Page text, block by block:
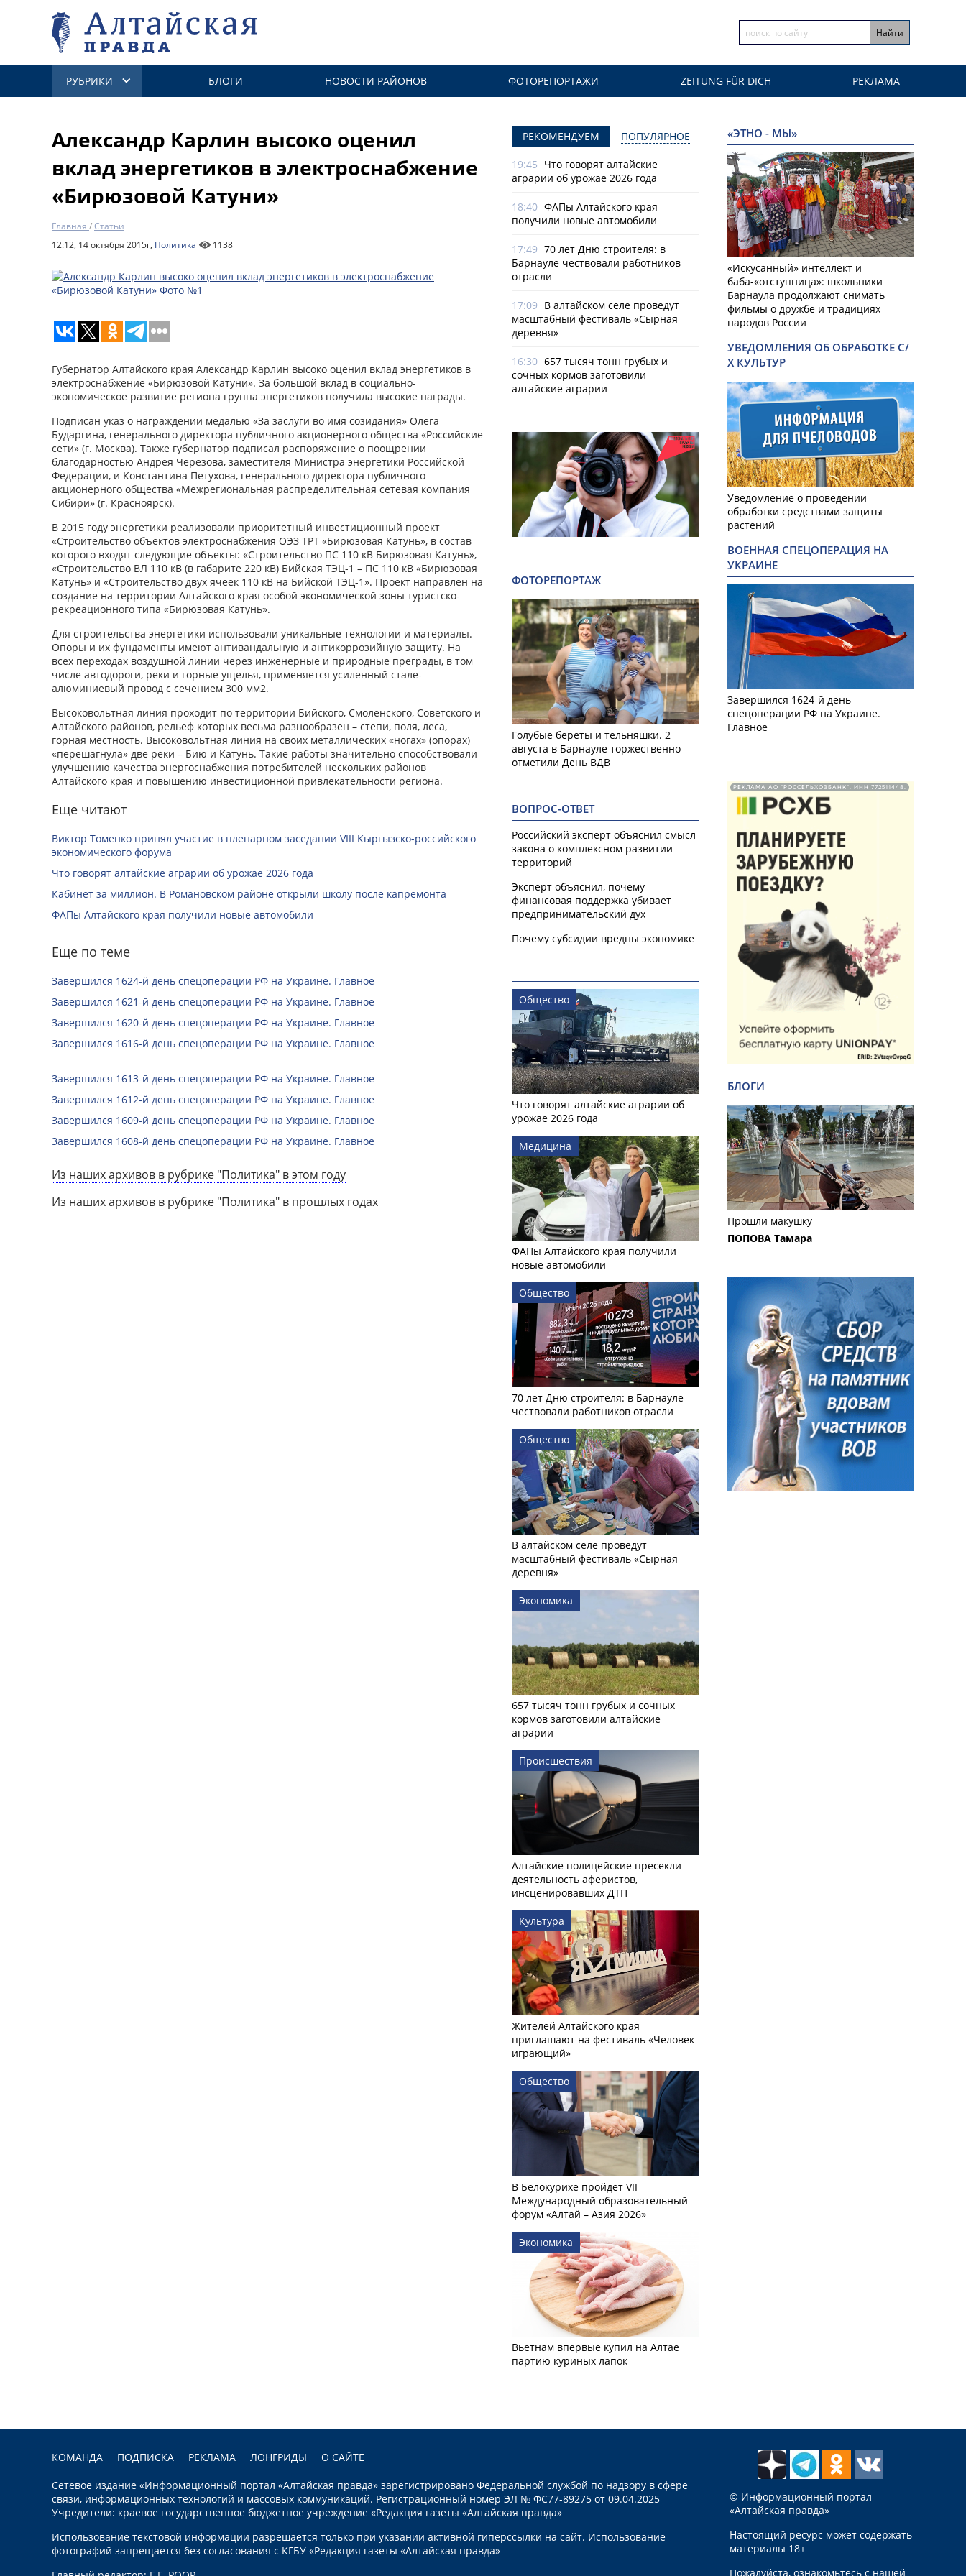
РУБРИКИ БЛОГИ НОВОСТИ РАЙОНОВ ФОТОРЕПОРТАЖИ ZEITUNG FÜR DICH РЕКЛАМА
Александр Карлин высоко оценил
вклад энергетиков в электроснабжение
«Бирюзовой Катуни»
Главная /Статьи
12:12, 14 октября 2015г, Политика 1138
Губернатор Алтайского края Александр Карлин высоко оценил вклад энергетиков в
электроснабжение «Бирюзовой Катуни». За большой вклад в социально-
экономическое развитие региона группа энергетиков получила высокие награды.
Подписан указ о награждении медалью «За заслуги во имя созидания» Олега
Бударгина, генерального директора публичного акционерного общества «Российские
сети» (г. Москва). Также губернатор подписал распоряжение о поощрении
благодарностью Андрея Черезова, заместителя Министра энергетики Российской
Федерации, и Константина Петухова, генерального директора публичного
акционерного общества «Межрегиональная распределительная сетевая компания
Сибири» (г. Красноярск).
В 2015 году энергетики реализовали приоритетный инвестиционный проект
«Строительство объектов электроснабжения ОЭЗ ТРТ «Бирюзовая Катунь», в состав
которого входят следующие объекты: «Строительство ПС 110 кВ Бирюзовая Катунь»,
«Строительство ВЛ 110 кВ (в габарите 220 кВ) Бийская ТЭЦ-1 – ПС 110 кВ «Бирюзовая
Катунь» и «Строительство двух ячеек 110 кВ на Бийской ТЭЦ-1». Проект направлен на
создание на территории Алтайского края особой экономической зоны туристско-
рекреационного типа «Бирюзовая Катунь».
Для строительства энергетики использовали уникальные технологии и материалы.
Опоры и их фундаменты имеют антивандальную и антикоррозийную защиту. На
всех переходах воздушной линии через инженерные и природные преграды, в том
числе автодороги, реки и горные ущелья, применяется усиленный стале-
алюминиевый провод с сечением 300 мм2.
Высоковольтная линия проходит по территории Бийского, Смоленского, Советского и
Алтайского районов, рельеф которых весьма разнообразен – степи, поля, леса,
горная местность. Высоковольтная линия на своих металлических «ногах» (опорах)
«перешагнула» две реки – Бию и Катунь. Такие работы значительно способствовали
улучшению качества энергоснабжения потребителей нескольких районов
Алтайского края и повышению инвестиционной привлекательности региона.
Еще читают
Виктор Томенко принял участие в пленарном заседании VIII Кыргызско-российского
экономического форума
Что говорят алтайские аграрии об урожае 2026 года
Кабинет за миллион. В Романовском районе открыли школу после капремонта
ФАПы Алтайского края получили новые автомобили
Еще по теме
Завершился 1624-й день спецоперации РФ на Украине. Главное
Завершился 1621-й день спецоперации РФ на Украине. Главное
Завершился 1620-й день спецоперации РФ на Украине. Главное
Завершился 1616-й день спецоперации РФ на Украине. Главное
Завершился 1613-й день спецоперации РФ на Украине. Главное
Завершился 1612-й день спецоперации РФ на Украине. Главное
Завершился 1609-й день спецоперации РФ на Украине. Главное
Завершился 1608-й день спецоперации РФ на Украине. Главное
Из наших архивов в рубрике "Политика" в этом году
Из наших архивов в рубрике "Политика" в прошлых годах
РЕКОМЕНДУЕМ ПОПУЛЯРНОЕ
19:45 Что говорят алтайские
аграрии об урожае 2026 года
18:40 ФАПы Алтайского края
получили новые автомобили
17:49 70 лет Дню строителя: в
Барнауле чествовали работников
отрасли
17:09 В алтайском селе проведут
масштабный фестиваль «Сырная
деревня»
16:30 657 тысяч тонн грубых и
сочных кормов заготовили
алтайские аграрии
ФОТОРЕПОРТАЖ
Голубые береты и тельняшки. 2
августа в Барнауле торжественно
отметили День ВДВ
ВОПРОС-ОТВЕТ
Российский эксперт объяснил смысл
закона о комплексном развитии
территорий
Эксперт объяснил, почему
финансовая поддержка убивает
предпринимательский дух
Почему субсидии вредны экономике
Общество
Что говорят алтайские аграрии об
урожае 2026 года
Медицина
ФАПы Алтайского края получили
новые автомобили
Общество
70 лет Дню строителя: в Барнауле
чествовали работников отрасли
Общество
В алтайском селе проведут
масштабный фестиваль «Сырная
деревня»
Экономика
657 тысяч тонн грубых и сочных
кормов заготовили алтайские
аграрии
Происшествия
Алтайские полицейские пресекли
деятельность аферистов,
инсценировавших ДТП
Культура
Жителей Алтайского края
приглашают на фестиваль «Человек
играющий»
Общество
В Белокурихе пройдет VII
Международный образовательный
форум «Алтай – Азия 2026»
Экономика
Вьетнам впервые купил на Алтае
партию куриных лапок
«ЭТНО - МЫ»
«Искусанный» интеллект и
баба-«отступница»: школьники
Барнаула продолжают снимать
фильмы о дружбе и традициях
народов России
УВЕДОМЛЕНИЯ ОБ ОБРАБОТКЕ С/
Х КУЛЬТУР
Уведомление о проведении
обработки средствами защиты
растений
ВОЕННАЯ СПЕЦОПЕРАЦИЯ НА
УКРАИНЕ
Завершился 1624-й день
спецоперации РФ на Украине.
Главное
РЕКЛАМА АО "РОССЕЛЬХОЗБАНК". ИНН 772511448.
БЛОГИ
Прошли макушку
ПОПОВА Тамара
КОМАНДА ПОДПИСКА РЕКЛАМА ЛОНГРИДЫ О САЙТЕ
Сетевое издание «Информационный портал «Алтайская правда» зарегистрировано Федеральной службой по надзору в сфере
связи, информационных технологий и массовых коммуникаций. Регистрационный номер ЭЛ № ФС77-89275 от 09.04.2025
Учредители: краевое государственное бюджетное учреждение «Редакция газеты «Алтайская правда»
Использование текстовой информации разрешается только при указании активной гиперссылки на сайт. Использование
фотографий запрещается без согласования с КГБУ «Редакция газеты «Алтайская правда»
© Информационный портал
«Алтайская правда»
Настоящий ресурс может содержать
материалы 18+
Пожалуйста, ознакомьтесь с нашей